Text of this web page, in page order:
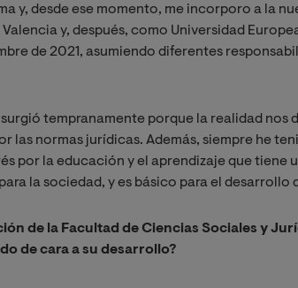
y, desde ese momento, me incorporo a la
y, después, como Universidad
de 2021, asumiendo diferentes
tempranamente porque la realidad nos
las normas jurídicas. Además, siempre he
por la educación y el aprendizaje que tiene
la sociedad, y es básico para el desarrollo
de la Facultad de Ciencias Sociales y
de cara a su desarrollo?